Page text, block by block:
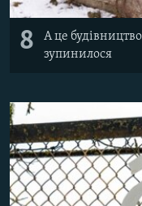
8
А це
зупинилося